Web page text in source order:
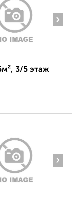
›
3/5 этаж
›